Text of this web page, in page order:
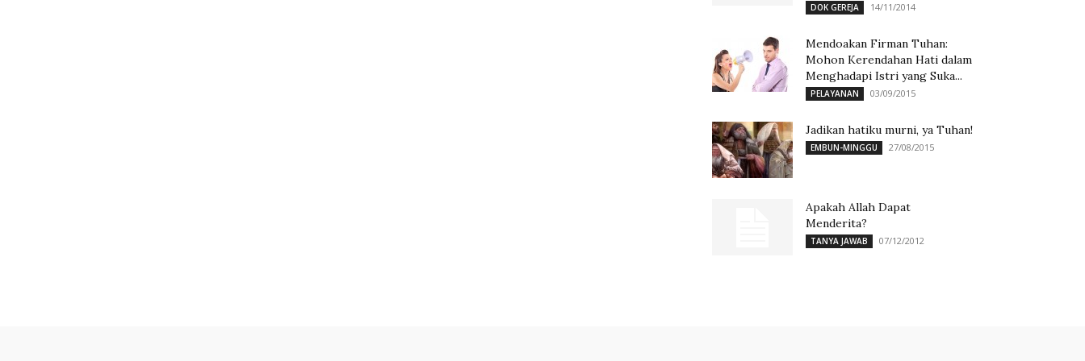
DOK GEREJA 14/11/2014
Mendoakan Firman Tuhan:
Mohon Kerendahan Hati dalam
Menghadapi Istri yang Suka...
PELAYANAN 03/09/2015
Jadikan hatiku murni, ya Tuhan!
EMBUN-MINGGU 27/08/2015
Apakah Allah Dapat
Menderita?
TANYA JAWAB 07/12/2012